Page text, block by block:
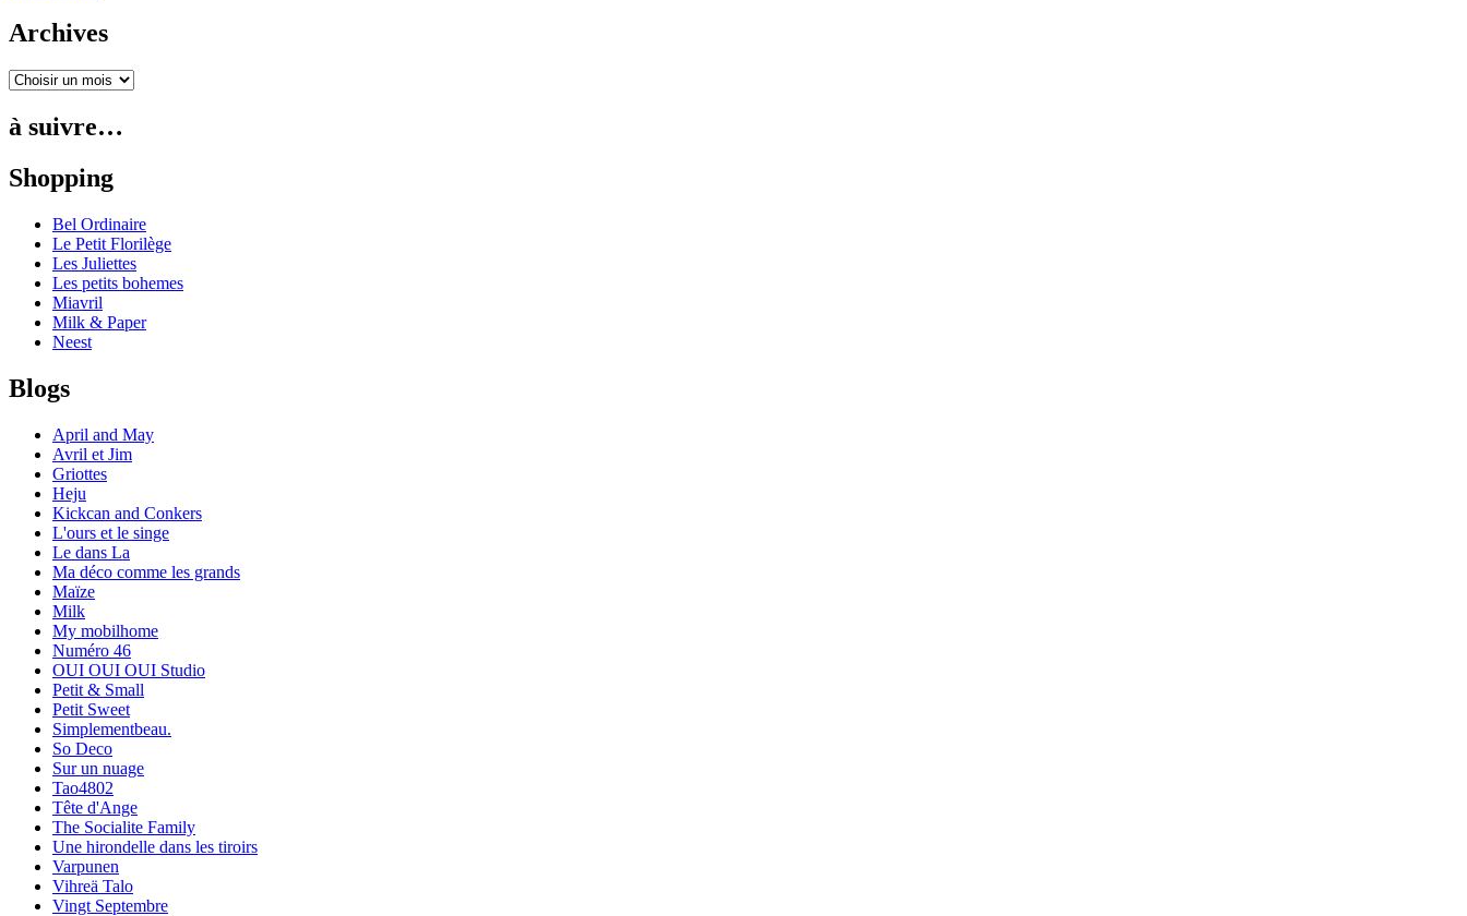
Archives
à suivre…
Shopping
Bel Ordinaire
Le Petit Florilège
Les Juliettes
Les petits bohemes
Miavril
Milk & Paper
Neest
Blogs
April and May
Avril et Jim
Griottes
Heju
Kickcan and Conkers
L'ours et le singe
Le dans La
Ma déco comme les grands
Maïze
Milk
My mobilhome
Numéro 46
OUI OUI OUI Studio
Petit & Small
Petit Sweet
Simplementbeau.
So Deco
Sur un nuage
Tao4802
Tête d'Ange
The Socialite Family
Une hirondelle dans les tiroirs
Varpunen
Vihreä Talo
Vingt Septembre